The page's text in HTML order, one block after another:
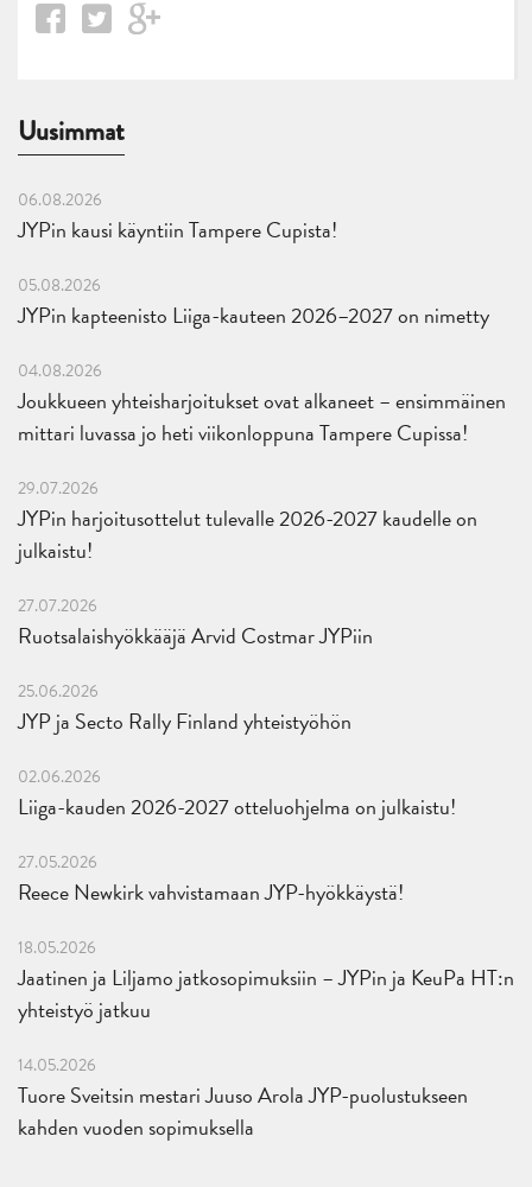
Uusimmat
06.08.2026
JYPin kausi käyntiin Tampere Cupista!
05.08.2026
JYPin kapteenisto Liiga-kauteen 2026–2027 on nimetty
04.08.2026
Joukkueen yhteisharjoitukset ovat alkaneet – ensimmäinen
mittari luvassa jo heti viikonloppuna Tampere Cupissa!
29.07.2026
JYPin harjoitusottelut tulevalle 2026-2027 kaudelle on
julkaistu!
27.07.2026
Ruotsalaishyökkääjä Arvid Costmar JYPiin
25.06.2026
JYP ja Secto Rally Finland yhteistyöhön
02.06.2026
Liiga-kauden 2026-2027 otteluohjelma on julkaistu!
27.05.2026
Reece Newkirk vahvistamaan JYP-hyökkäystä!
18.05.2026
Jaatinen ja Liljamo jatkosopimuksiin – JYPin ja KeuPa HT:n
yhteistyö jatkuu
14.05.2026
Tuore Sveitsin mestari Juuso Arola JYP-puolustukseen
kahden vuoden sopimuksella